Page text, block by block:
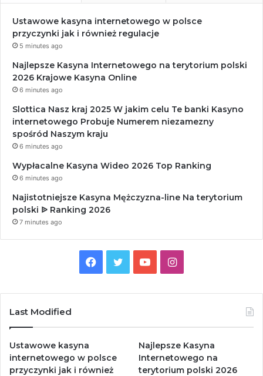
Ustawowe kasyna internetowego w polsce
przyczynki jak i również regulacje
5 minutes ago
Najlepsze Kasyna Internetowego na terytorium polski
2026 Krajowe Kasyna Online
6 minutes ago
Slottica Nasz kraj 2025 W jakim celu Te banki Kasyno
internetowego Probuje Numerem niezamezny
spośród Naszym kraju
6 minutes ago
Wypłacalne Kasyna Wideo 2026 Top Ranking
6 minutes ago
Najistotniejsze Kasyna Mężczyzna-line Na terytorium
polski ᐉ Ranking 2026
7 minutes ago
Facebook
TwitterYouTubeInstagram
Last Modified
Ustawowe kasyna
internetowego w polsce
przyczynki jak i również
Najlepsze Kasyna
Internetowego na
terytorium polski 2026